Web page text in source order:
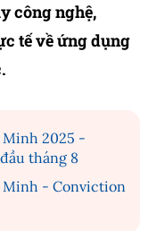
công nghệ,
tế về ứng dụng
Minh 2025 -
tháng 8
Minh - Conviction